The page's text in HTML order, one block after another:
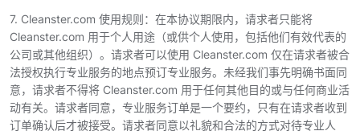
7. Cleanster.com 使用规则：在本协议期限内，请求者只能将
Cleanster.com 用于个人用途（或供个人使用，包括他们有效代表的
公司或其他组织）。请求者可以使用 Cleanster.com 仅在请求者被合
法授权执行专业服务的地点预订专业服务。未经我们事先明确书面同
意，请求者不得将 Cleanster.com 用于任何其他目的或与任何商业活
动有关。请求者同意，专业服务订单是一个要约，只有在请求者收到
订单确认后才被接受。请求者同意以礼貌和合法的方式对待专业人